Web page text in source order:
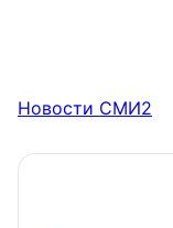
Новости СМИ2